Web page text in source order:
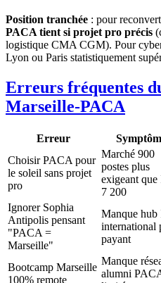
Position tranchée : pour
PACA tient si projet pro précis
logistique CMA CGM). Pour
Lyon ou Paris statistiquement
Erreurs fréquentes
Marseille-PACA
Erreur
Choisir PACA pour
le soleil sans projet
pro
Marché 900
postes plus
exigeant
7 200
Ignorer Sophia
Antipolis pensant
"PACA =
Marseille"
Manque hub
international
payant
Bootcamp Marseille
100% remote
Manque
alumni